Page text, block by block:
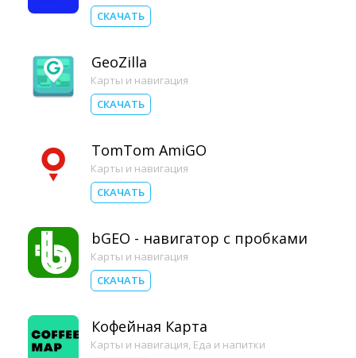
СКАЧАТЬ
GeoZilla
Карты и навигация
СКАЧАТЬ
TomTom AmiGO
Карты и навигация
СКАЧАТЬ
bGEO - навигатор с пробками
Карты и навигация
СКАЧАТЬ
Кофейная Карта
Карты и навигация, Еда и напитки